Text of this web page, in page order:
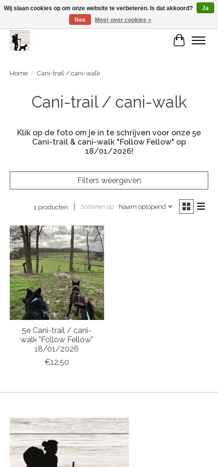
De Link..... Alles op maat voor je beste kameraard!
Home / Cani-trail / cani-walk
Cani-trail / cani-walk
Klik op de foto om je in te schrijven voor onze 5e
Cani-trail & cani-walk "Follow Fellow" op
18/01/2026!
Filters weergeven
1 producten Sorteren op Naam oplopend
5e Cani-trail / cani-
walk "Follow Fellow"
18/01/2026
€12,50
Wij slaan cookies op om onze website te verbeteren. Is dat akkoord?
Ja
Nee
Meer over cookies »